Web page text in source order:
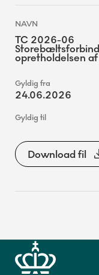
TC 2026-06
opretholdelsen
24.06.2026
Download fil